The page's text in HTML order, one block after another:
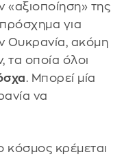
«αξιοποίηση» της
για
Ουκρανία, ακόμη
τα οποία όλοι
. Μπορεί μία
να
κόσμος κρέμεται